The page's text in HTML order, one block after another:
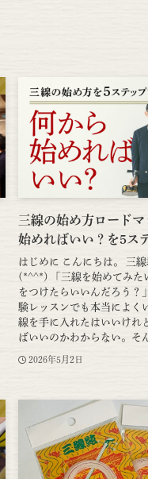
三線の始め方ロードマ
始めればいい？を5ス
はじめに こんにちは。 三
(*^^*) 「三線を始めてみた
をつけたらいいんだろう？
験レッスンでも本当によく
線を手に入れたはいいけれ
ばいいのかわからない。そ
2026年5月2日